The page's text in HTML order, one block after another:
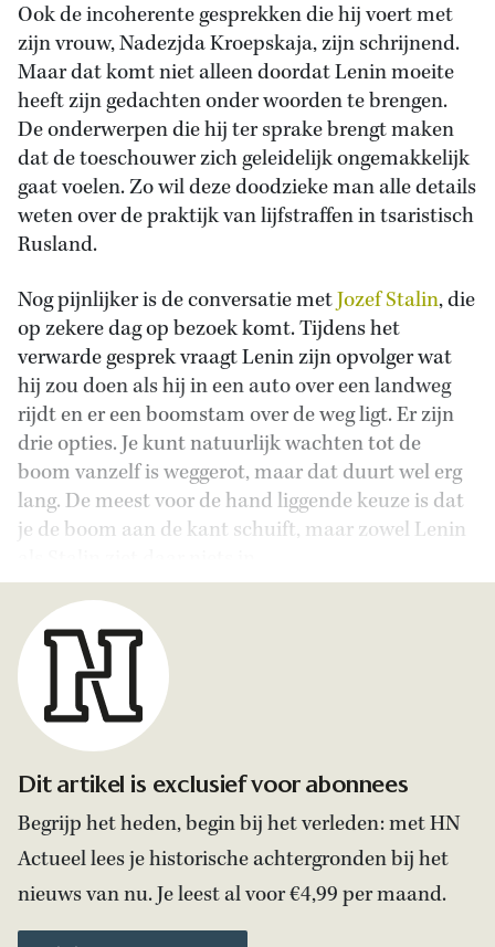
Ook de incoherente gesprekken die hij voert met
zijn vrouw, Nadezjda Kroepskaja, zijn schrijnend.
Maar dat komt niet alleen doordat Lenin moeite
heeft zijn gedachten onder woorden te brengen.
De onderwerpen die hij ter sprake brengt maken
dat de toeschouwer zich geleidelijk ongemakkelijk
gaat voelen. Zo wil deze doodzieke man alle details
weten over de praktijk van lijfstraffen in tsaristisch
Rusland.
Nog pijnlijker is de conversatie metJozef Stalin, die
op zekere dag op bezoek komt. Tijdens het
verwarde gesprek vraagt Lenin zijn opvolger wat
hij zou doen als hij in een auto over een landweg
rijdt en er een boomstam over de weg ligt. Er zijn
drie opties. Je kunt natuurlijk wachten tot de
boom vanzelf is weggerot, maar dat duurt wel erg
lang. De meest voor de hand liggende keuze is dat
je de boom aan de kant schuift, maar zowel Lenin
Dit artikel is exclusief voor abonnees
Begrijp het heden, begin bij het verleden: met HN
Actueel lees je historische achtergronden bij het
nieuws van nu. Je leest al voor €4,99 per maand.